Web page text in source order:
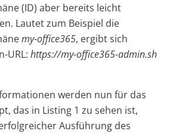
(ID) aber bereits leicht
Lautet zum Beispiel die
my-office365, ergibt sich
URL: https://my-office365-admin.sh
werden nun für das
das in Listing 1 zu sehen ist,
Ausführung des